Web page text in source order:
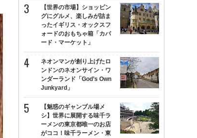
【世界の市場】ショッピン
グにグルメ、楽しみが詰ま
ったイギリス・オックスフ
ォードのおもちゃ箱「カバ
ード・マーケット」
ネオンマンが創り上げたロ
ンドンのネオンサイン・ワ
ンダーランド「God’s Own
Junkyard」
【魅惑のギャンブル場メ
シ】世界に展開する味千ラ
ーメンの東京都唯一のお店
がココ！味千ラーメン・東